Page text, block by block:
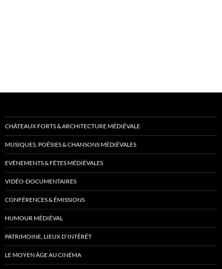
CHÂTEAUX FORTS & ARCHITECTURE MÉDIÉVALE
MUSIQUES, POÉSIES & CHANSONS MÉDIÉVALES
EVÈNEMENTS & FÊTES MÉDIÉVALES
VIDÉO-DOCUMENTAIRES
CONFÉRENCES & ÉMISSIONS
HUMOUR MÉDIÉVAL
PATRIMOINE, LIEUX D’INTÉRÊT
LE MOYEN ÂGE AU CINÉMA